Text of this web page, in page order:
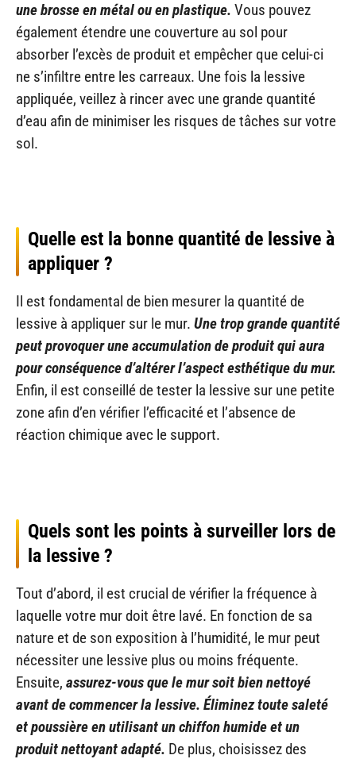
une brosse en métal ou en plastique. Vous pouvez
également étendre une couverture au sol pour
absorber l’excès de produit et empêcher que celui-ci
ne s’infiltre entre les carreaux. Une fois la lessive
appliquée, veillez à rincer avec une grande quantité
d’eau afin de minimiser les risques de tâches sur votre
sol.
Quelle est la bonne quantité de lessive à
appliquer ?
Il est fondamental de bien mesurer la quantité de
lessive à appliquer sur le mur. Une trop grande quantité
peut provoquer une accumulation de produit qui aura
pour conséquence d’altérer l’aspect esthétique du mur.
Enfin, il est conseillé de tester la lessive sur une petite
zone afin d’en vérifier l’efficacité et l’absence de
réaction chimique avec le support.
Quels sont les points à surveiller lors de
la lessive ?
Tout d’abord, il est crucial de vérifier la fréquence à
laquelle votre mur doit être lavé. En fonction de sa
nature et de son exposition à l’humidité, le mur peut
nécessiter une lessive plus ou moins fréquente.
Ensuite, assurez-vous que le mur soit bien nettoyé
avant de commencer la lessive. Éliminez toute saleté
et poussière en utilisant un chiffon humide et un
produit nettoyant adapté. De plus, choisissez des